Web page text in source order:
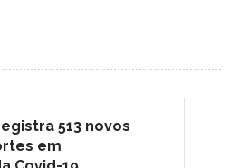
513 novos
em